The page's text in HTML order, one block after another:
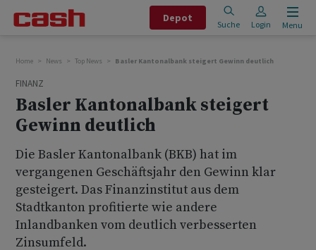
Depot
Suche Login Menu
Home News Top News Basler Kantonalbank steigert Gewinn deutlich
FINANZ
Basler Kantonalbank steigert
Gewinn deutlich
Die Basler Kantonalbank (BKB) hat im
vergangenen Geschäftsjahr den Gewinn klar
gesteigert. Das Finanzinstitut aus dem
Stadtkanton profitierte wie andere
Inlandbanken vom deutlich verbesserten
Zinsumfeld.